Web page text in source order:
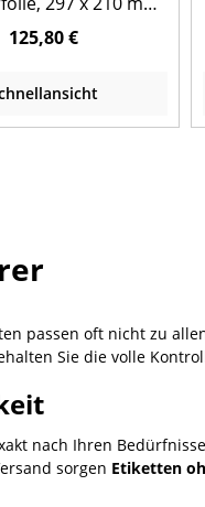
= 100 Stück
125,80 €
passen oft nicht zu
Sie die volle
nach Ihren
sorgen Etiketten